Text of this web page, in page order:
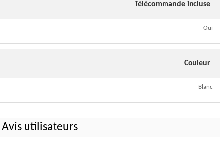
Télécommande incluse
Oui
Couleur
Blanc
Avis utilisateurs